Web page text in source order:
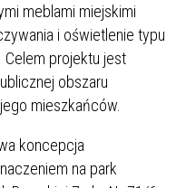
meblami miejskimi
i oświetlenie typu
projektu jest
obszaru
mieszkańców.
koncepcja
na park